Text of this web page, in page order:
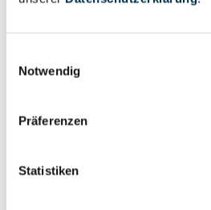
Notwendig
Präferenzen
Statistiken
Eigentums- und Kontrollstruktur
Gesellschafterstruktur
Unternehmensnetzwerk